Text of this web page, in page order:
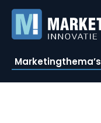
Marketingthema’s